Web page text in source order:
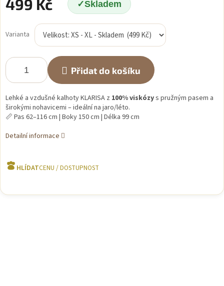
499 Kč Skladem
cena:
Varianta
Přidat do košíku
Lehké a vzdušné kalhoty KLARISA z 100% viskózys pružným pasem a
širokými nohavicemi – ideální na jaro/léto.
📏 Pas 62–116 cm | Boky 150 cm | Délka 99 cm
Detailní informace
HLÍDAT